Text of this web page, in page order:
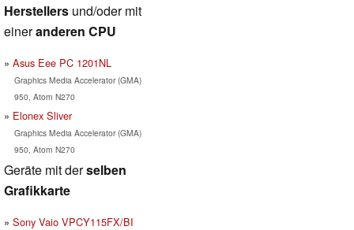
Herstellers und/oder mit
eineranderen CPU
Asus Eee PC 1201NL
Graphics Media Accelerator (GMA)
950, Atom N270
Elonex Sliver
Graphics Media Accelerator (GMA)
950, Atom N270
Geräte mit derselben
Grafikkarte
Sony Vaio VPCY115FX/BI